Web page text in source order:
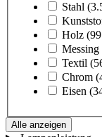
Stahl
Holz
Messing
Textil
Chrom
Eisen
Alle anzeigen